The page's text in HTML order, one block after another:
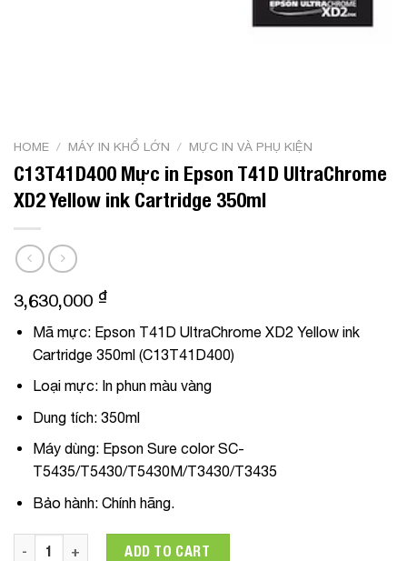
HOME / MÁY IN KHỔ LỚN / MỰC IN VÀ PHỤ KIỆN
C13T41D400 Mực in Epson T41D UltraChrome
XD2 Yellow ink Cartridge 350ml
3,630,000 ₫
Mã mực: Epson T41D UltraChrome XD2 Yellow ink
Cartridge 350ml (C13T41D400)
Loại mực:In phun màu vàng
Dung tích:350ml
Máy dùng: Epson Sure color SC-
T5435/T5430/T5430M/T3430/T3435
Bảo hành:Chính hãng.
C13T41D400 Mực in Epson T41D UltraChrome XD2 Yellow
ADD TO CART